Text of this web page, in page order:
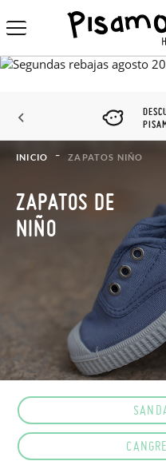
INICIO ZAPATOS NIÑO
ZAPATOS DE
NIÑO